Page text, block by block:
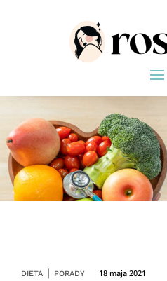
DIETA | PORADY 18 maja 2021